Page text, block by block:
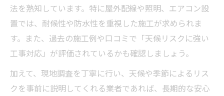
法を熟知しています。特に屋外配線や照明、エアコン設
置では、耐候性や防水性を重視した施工が求められま
す。また、過去の施工例や口コミで「天候リスクに強い
工事対応」が評価されているかも確認しましょう。
加えて、現地調査を丁寧に行い、天候や季節によるリス
クを事前に説明してくれる業者であれば、長期的な安心